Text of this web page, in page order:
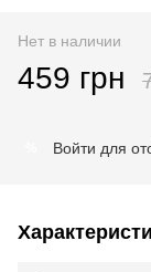
Нет в наличии
459 грн
Войти для